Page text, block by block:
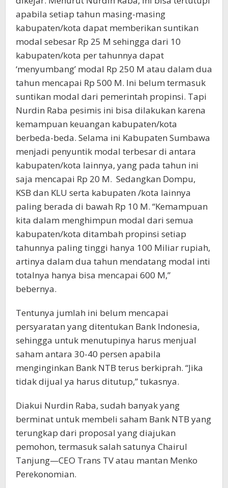
apabila setiap tahun masing-masing
kabupaten/kota dapat memberikan suntikan
modal sebesar Rp 25 M sehingga dari 10
kabupaten/kota per tahunnya dapat
‘menyumbang’ modal Rp 250 M atau dalam dua
tahun mencapai Rp 500 M. Ini belum termasuk
suntikan modal dari pemerintah propinsi. Tapi
Nurdin Raba pesimis ini bisa dilakukan karena
kemampuan keuangan kabupaten/kota
berbeda-beda. Selama ini Kabupaten Sumbawa
menjadi penyuntik modal terbesar di antara
kabupaten/kota lainnya, yang pada tahun ini
saja mencapai Rp 20 M. Sedangkan Dompu,
KSB dan KLU serta kabupaten /kota lainnya
paling berada di bawah Rp 10 M. “Kemampuan
kita dalam menghimpun modal dari semua
kabupaten/kota ditambah propinsi setiap
tahunnya paling tinggi hanya 100 Miliar rupiah,
artinya dalam dua tahun mendatang modal inti
totalnya hanya bisa mencapai 600 M,”
bebernya.
Tentunya jumlah ini belum mencapai
persyaratan yang ditentukan Bank Indonesia,
sehingga untuk menutupinya harus menjual
saham antara 30-40 persen apabila
menginginkan Bank NTB terus berkiprah. “Jika
tidak dijual ya harus ditutup,” tukasnya.
Diakui Nurdin Raba, sudah banyak yang
berminat untuk membeli saham Bank NTB yang
terungkap dari proposal yang diajukan
pemohon, termasuk salah satunya Chairul
Tanjung—CEO Trans TV atau mantan Menko
Perekonomian.